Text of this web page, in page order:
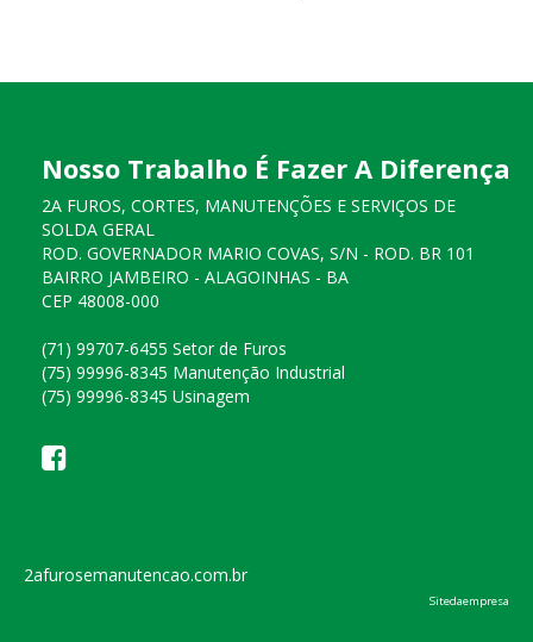
Nosso Trabalho É Fazer A Diferença
2A FUROS, CORTES, MANUTENÇÕES E SERVIÇOS DE
SOLDA GERAL
ROD. GOVERNADOR MARIO COVAS, S/N - ROD. BR 101
BAIRRO JAMBEIRO - ALAGOINHAS - BA
CEP 48008-000
(71) 99707-6455 Setor de Furos
(75) 99996-8345 Manutenção Industrial
(75) 99996-8345 Usinagem
2afurosemanutencao.com.br
Sitedaempresa